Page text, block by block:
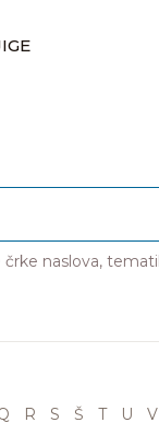
naslova,
R S Š T U V